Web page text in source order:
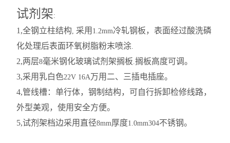
试剂架:
1,全钢立柱结构, 采用 1.2mm冷轧钢板，表面经过酸洗磷
化处理后表面环氧树脂粉末喷涂.
2,两层8毫米钢化玻璃试剂架搁板.搁板高度可调。
3,采用乳白色22V 16A万用二、三插电插座。
4,管线槽：单行体，钢制结构，可自行拆卸检修线路，
外型美观，使用安全方便。
5,试剂架档边采用直径8mm厚度1.0mm304不锈钢。